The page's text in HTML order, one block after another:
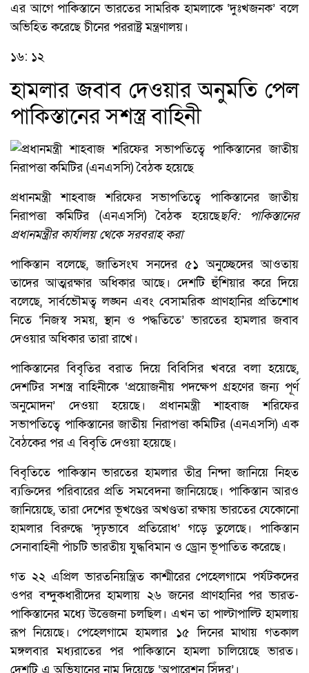
এর আগে পাকিস্তানে ভারতের সামরিক হামলাকে ‘দুঃখজনক’ বলে
অভিহিত করেছে চীনের পররাষ্ট্র মন্ত্রণালয়।
১৬: ১২
হামলার জবাব দেওয়ার অনুমতি পেল
পাকিস্তানের সশস্ত্র বাহিনী
প্রধানমন্ত্রী শাহবাজ শরিফের সভাপতিত্বে পাকিস্তানের জাতীয়
নিরাপত্তা কমিটির (এনএসসি) বৈঠক হয়েছেছবি: পাকিস্তানের
প্রধানমন্ত্রীর কার্যালয় থেকে সরবরাহ করা
পাকিস্তান বলেছে, জাতিসংঘ সনদের ৫১ অনুচ্ছেদের আওতায়
তাদের আত্মরক্ষার অধিকার আছে। দেশটি হুঁশিয়ার করে দিয়ে
বলেছে, সার্বভৌমত্ব লঙ্ঘন এবং বেসামরিক প্রাণহানির প্রতিশোধ
নিতে ‘নিজস্ব সময়, স্থান ও পদ্ধতিতে’ ভারতের হামলার জবাব
দেওয়ার অধিকার তারা রাখে।
পাকিস্তানের বিবৃতির বরাত দিয়ে বিবিসির খবরে বলা হয়েছে,
দেশটির সশস্ত্র বাহিনীকে ‘প্রয়োজনীয় পদক্ষেপ গ্রহণের জন্য পূর্ণ
অনুমোদন’ দেওয়া হয়েছে। প্রধানমন্ত্রী শাহবাজ শরিফের
সভাপতিত্বে পাকিস্তানের জাতীয় নিরাপত্তা কমিটির (এনএসসি) এক
বৈঠকের পর এ বিবৃতি দেওয়া হয়েছে।
বিবৃতিতে পাকিস্তান ভারতের হামলার তীব্র নিন্দা জানিয়ে নিহত
ব্যক্তিদের পরিবারের প্রতি সমবেদনা জানিয়েছে। পাকিস্তান আরও
জানিয়েছে, তারা দেশের ভূখণ্ডের অখণ্ডতা রক্ষায় ভারতের যেকোনো
হামলার বিরুদ্ধে ‘দৃঢ়ভাবে প্রতিরোধ’ গড়ে তুলেছে। পাকিস্তান
সেনাবাহিনী পাঁচটি ভারতীয় যুদ্ধবিমান ও ড্রোন ভূপাতিত করেছে।
গত ২২ এপ্রিল ভারতনিয়ন্ত্রিত কাশ্মীরের পেহেলগামে পর্যটকদের
ওপর বন্দুকধারীদের হামলায় ২৬ জনের প্রাণহানির পর ভারত-
পাকিস্তানের মধ্যে উত্তেজনা চলছিল। এখন তা পাল্টাপাল্টি হামলায়
রূপ নিয়েছে। পেহেলগামে হামলার ১৫ দিনের মাথায় গতকাল
মঙ্গলবার মধ্যরাতের পর পাকিস্তানে হামলা চালিয়েছে ভারত।